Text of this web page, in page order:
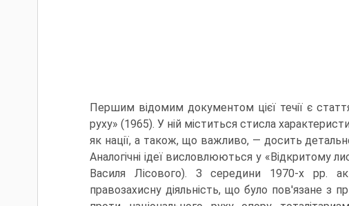
Першим відомим документом цієї течії є
руху» (1965). У ній міститься стисла
як нації, а також, що важливо, — досить
Аналогічні ідеї висловлюються у «Відкритому
Василя Лісового). З середини 1970-х pp.
правозахисну діяльність, що було пов'язане з